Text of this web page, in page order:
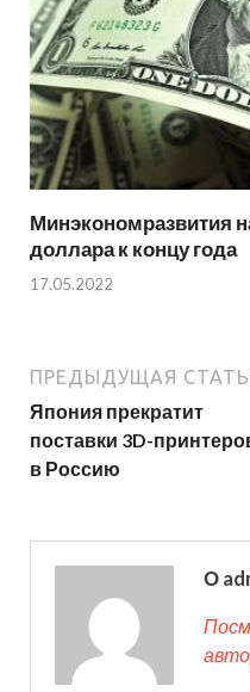
Минэкономразвития
доллара к концу года
17.05.2022
ПРЕДЫДУЩАЯ
Япония прекратит
поставки 3D-
в Россию
О